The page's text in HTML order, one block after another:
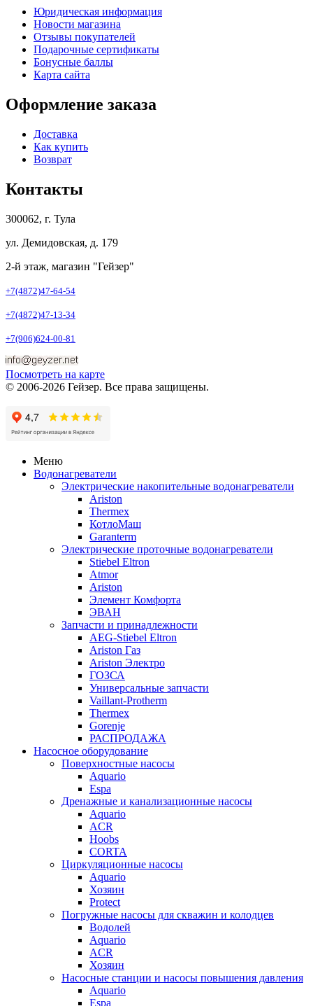
Юридическая информация
Новости магазина
Отзывы покупателей
Подарочные сертификаты
Бонусные баллы
Карта сайта
Оформление заказа
Доставка
Как купить
Возврат
Контакты
300062, г. Тула
ул. Демидовская, д. 179
2-й этаж, магазин "Гейзер"
+7(4872)47-64-54
+7(4872)47-13-34
+7(906)624-00-81
Посмотреть на карте
© 2006-2026 Гейзер. Все права защищены.
Меню
Водонагреватели
Электрические накопительные водонагреватели
Ariston
Thermex
КотлоМаш
Garanterm
Электрические проточные водонагреватели
Stiebel Eltron
Atmor
Ariston
Элемент Комфорта
ЭВАН
Запчасти и принадлежности
AEG-Stiebel Eltron
Ariston Газ
Ariston Электро
ГОЗСА
Универсальные запчасти
Vaillant-Protherm
Thermex
Gorenje
РАСПРОДАЖА
Насосное оборудование
Поверхностные насосы
Aquario
Espa
Дренажные и канализационные насосы
Aquario
ACR
Hoobs
CORTA
Циркуляционные насосы
Aquario
Хозяин
Protect
Погружные насосы для скважин и колодцев
Водолей
Aquario
ACR
Хозяин
Насосные станции и насосы повышения давления
Aquario
Espa